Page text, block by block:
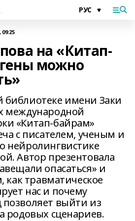
на «Китап-
можно
библиотеке имени Заки
международной
«Китап-байрам»
с писателем, ученым и
нейролингвистике
Автор презентовала
опасаться» и
как травматическое
нас и почему
выйти из
родовых сценариев.